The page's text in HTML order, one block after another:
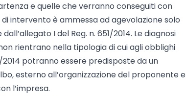
e quelle che verranno conseguiti con
intervento è ammessa ad agevolazione solo
I del Reg. n. 651/2014. Le diagnosi
rientrano nella tipologia di cui agli obblighi
2014 potranno essere predisposte da un
esterno all’organizzazione del proponente e
l’impresa.